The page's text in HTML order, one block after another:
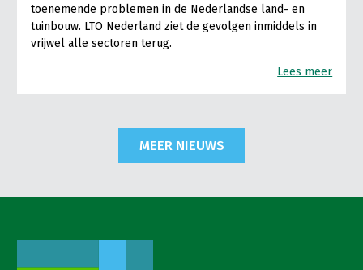
toenemende problemen in de Nederlandse land- en
tuinbouw. LTO Nederland ziet de gevolgen inmiddels in
vrijwel alle sectoren terug.
Lees meer
MEER NIEUWS